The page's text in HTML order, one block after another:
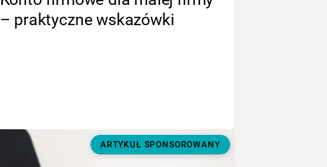
– praktyczne wskazówki
ARTYKUŁ SPONSOROWANY